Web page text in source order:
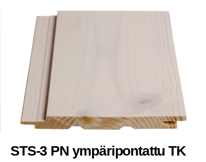
STS‑3 PN ympä­ri­pon­tat­tu TK